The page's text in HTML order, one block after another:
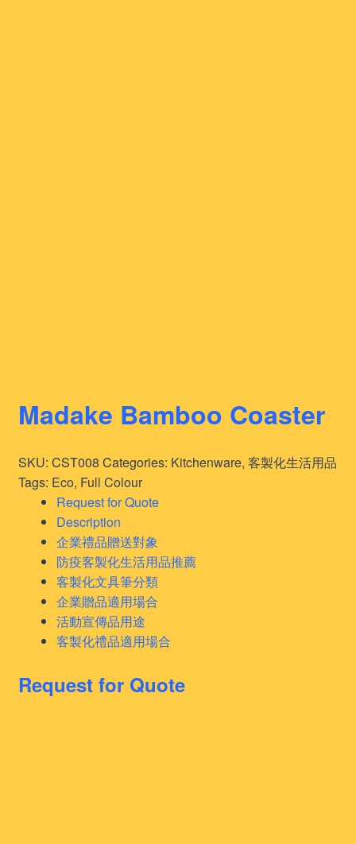
Madake Bamboo Coaster
SKU: CST008 Categories: Kitchenware, 客製化生活用品
Tags: Eco, Full Colour
Request for Quote
Description
企業禮品贈送對象
防疫客製化生活用品推薦
客製化文具筆分類
企業贈品適用場合
活動宣傳品用途
客製化禮品適用場合
Request for Quote